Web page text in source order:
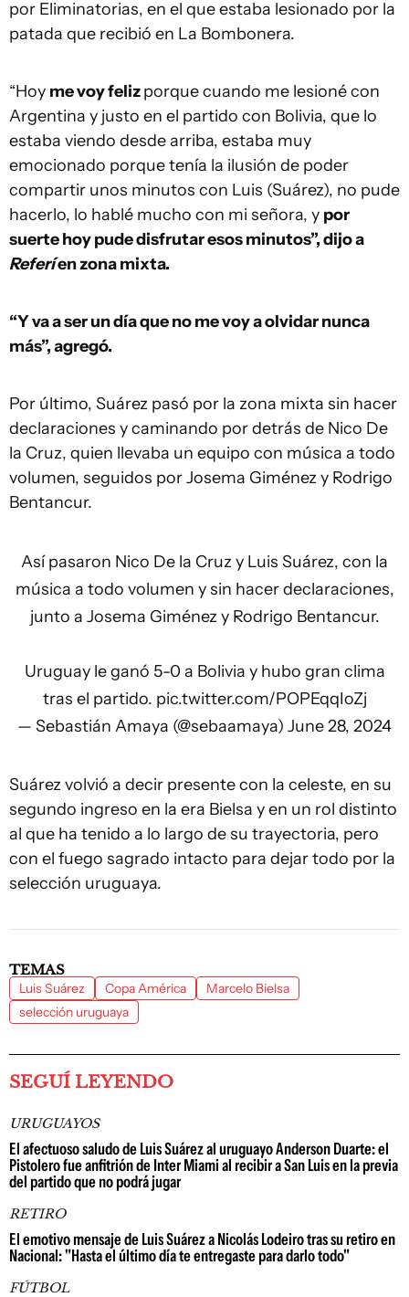
por Eliminatorias, en el que estaba lesionado por la
patada que recibió en La Bombonera.
“Hoy me voy felizporque cuando me lesioné con
Argentina y justo en el partido con Bolivia, que lo
estaba viendo desde arriba, estaba muy
emocionado porque tenía la ilusión de poder
compartir unos minutos con Luis (Suárez), no pude
hacerlo, lo hablé mucho con mi señora, y por
suerte hoy pude disfrutar esos minutos”, dijo a
Referíen zona mixta.
“Y va a ser un día que no me voy a olvidar nunca
más”, agregó.
Por último, Suárez pasó por la zona mixta sin hacer
declaraciones y caminando por detrás de Nico De
la Cruz, quien llevaba un equipo con música a todo
volumen, seguidos por Josema Giménez y Rodrigo
Bentancur.
Así pasaron Nico De la Cruz y Luis Suárez, con la
música a todo volumen y sin hacer declaraciones,
junto a Josema Giménez y Rodrigo Bentancur.
Uruguay le ganó 5-0 a Bolivia y hubo gran clima
tras el partido. pic.twitter.com/POPEqqIoZj
— Sebastián Amaya (@sebaamaya) June 28, 2024
Suárez volvió a decir presente con la celeste, en su
segundo ingreso en la era Bielsa y en un rol distinto
al que ha tenido a lo largo de su trayectoria, pero
con el fuego sagrado intacto para dejar todo por la
selección uruguaya.
TEMAS
Luis Suárez Copa América
Marcelo Bielsa
selección uruguaya
SEGUÍ LEYENDO
URUGUAYOS
El afectuoso saludo de Luis Suárez al uruguayo Anderson Duarte: el
Pistolero fue anfitrión de Inter Miami al recibir a San Luis en la previa
del partido que no podrá jugar
RETIRO
El emotivo mensaje de Luis Suárez a Nicolás Lodeiro tras su retiro en
Nacional: "Hasta el último día te entregaste para darlo todo"
FÚTBOL